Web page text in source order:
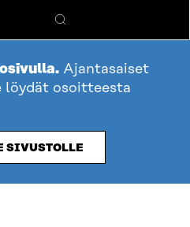
Hae
Ajantasaiset
osoitteesta
SIVUSTOLLE